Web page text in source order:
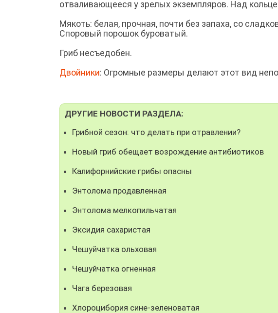
отваливающееся у зрелых экземпляров. Над
Мякоть: белая, прочная, почти без запаха, со
Споровый порошок буроватый.
Гриб несъедобен.
Двойники: Огромные размеры делают этот вид
ДРУГИЕ НОВОСТИ РАЗДЕЛА:
Грибной сезон: что делать при отравлении?
Новый гриб обещает возрождение антибиотиков
Калифорнийские грибы опасны
Энтолома продавленная
Энтолома мелкопильчатая
Эксидия сахаристая
Чешуйчатка ольховая
Чешуйчатка огненная
Чага березовая
Хлороцибория сине-зеленоватая